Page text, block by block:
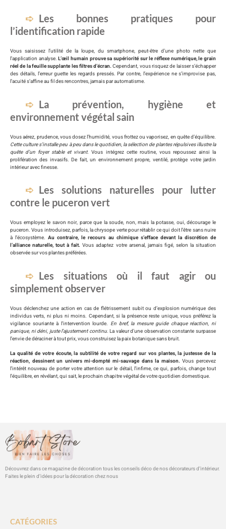
Les bonnes pratiques pour
l’identification rapide
Vous saisissez l’utilité de la loupe, du smartphone, peut-être d’une photo nette que
l’application analyse.L’œil humain prouve sa supériorité sur le réflexe numérique, le grain
réel de la feuille supplante les filtres d’écran. Cependant, vous risquez de laisser s’échapper
des détails, l’erreur guette les regards pressés. Par contre, l’expérience ne s’improvise pas,
l’acuité s’affine au fil des rencontres, jamais par automatisme.
La prévention, hygiène et
environnement végétal sain
Vous aérez, prudence, vous dosez l’humidité, vous frottez ou vaporisez, en quête d’équilibre.
Cette culture s’installe peu à peu dans le quotidien, la sélection de plantes répulsives illustre la
quête d’un foyer stable et vivant. Vous intégrez cette routine, vous repoussez ainsi la
prolifération des invasifs. De fait, un environnement propre, ventilé, protège votre jardin
intérieur avec finesse.
Les solutions naturelles pour lutter
contre le puceron vert
Vous employez le savon noir, parce que la soude, non, mais la potasse, oui, décourage le
puceron. Vous introduisez, parfois, la chrysope verte pour rétablir ce qui doit l’être sans nuire
à l’écosystème.Au contraire, le recours au chimique s’efface devant la discrétion de
l’alliance naturelle, tout à fait. Vous adaptez votre arsenal, jamais figé, selon la situation
observée sur vos plantes préférées.
Les situations où il faut agir ou
simplement observer
Vous déclenchez une action en cas de flétrissement subit ou d’explosion numérique des
individus verts, ni plus ni moins. Cependant, si la présence reste unique, vous préférez la
vigilance souriante à l’intervention lourde. En bref, la mesure guide chaque réaction, ni
panique, ni déni, juste l’ajustement continu. La valeur d’une observation constante surpasse
l’envie de déraciner à tout prix, vous construisez la paix botanique sans bruit.
La qualité de votre écoute, la subtilité de votre regard sur vos plantes, la justesse de la
réaction, dessinent un univers mi-dompté mi-sauvage dans la maison. Vous percevez
l’intérêt nouveau de porter votre attention sur le détail, l’infime, ce qui, parfois, change tout
l’équilibre, en révélant, qui sait, le prochain chapitre végétal de votre quotidien domestique.
Découvrez dans ce magazine de décoration tous les conseils déco de nos décorateurs d’intérieur.
Faites le plein d’idées pour la décoration chez nous
CATÉGORIES